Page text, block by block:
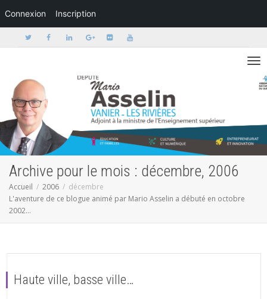
Connexion Inscription
Activer/
Archive pour le mois : décembre, 2006
Accueil 2006
décembre
L'aventure de ce blogue animé par Mario Asselin a débuté en octobre
2002...
Haute ville, basse ville…